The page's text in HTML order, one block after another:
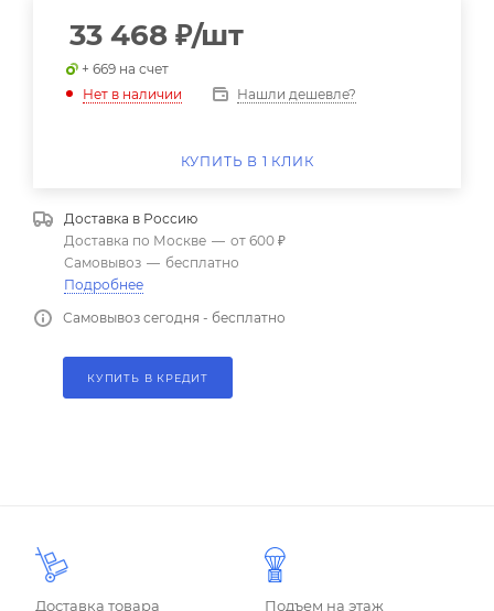
33 468 ₽/шт
+ 669 на счет
Нет в наличии
Нашли дешевле?
КУПИТЬ В 1 КЛИК
Доставка в Россию
Доставка по Москве — от 600 ₽
Самовывоз — бесплатно
Подробнее
Самовывоз сегодня - бесплатно
КУПИТЬ В КРЕДИТ
Доставка товара Подъем на этаж